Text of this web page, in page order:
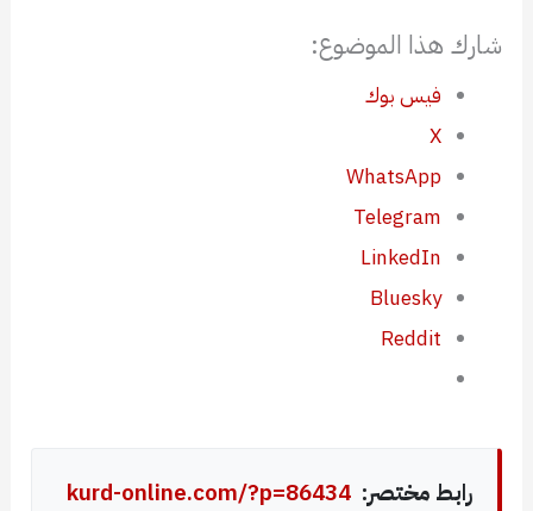
شارك هذا الموضوع:
فيس بوك
X
WhatsApp
Telegram
LinkedIn
Bluesky
Reddit
رابط مختصر: kurd-online.com/?p=86434